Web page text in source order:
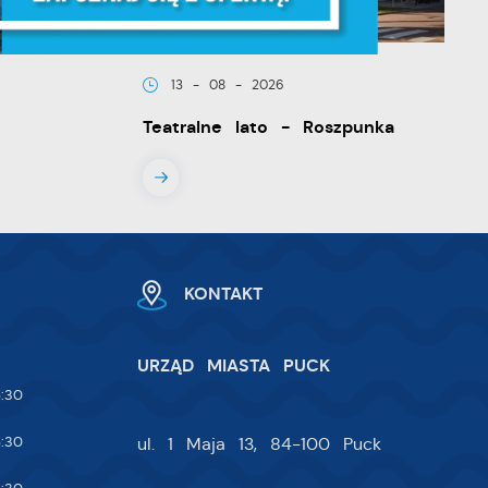
13 - 08 - 2026
Teatralne lato - Roszpunka
KONTAKT
URZĄD MIASTA PUCK
ul. 1 Maja 13, 84-100 Puck
i